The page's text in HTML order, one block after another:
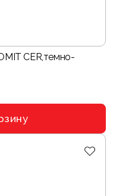
CER,темно-